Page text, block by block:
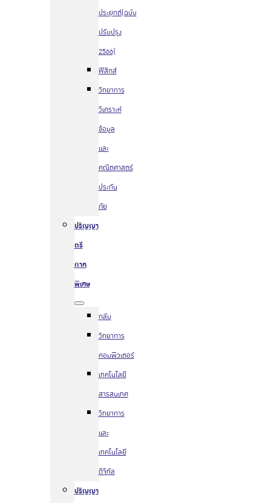
ประยุกต์(ฉบับ
ปรับปรุง
2566)
ฟิสิกส์
วิทยาการ
วิเคราะห์
ข้อมูล
และ
คณิตศาสตร์
ประกัน
ภัย
ปริญญา
ตรี
ภาค
พิเศษ
กลับ
วิทยาการ
คอมพิวเตอร์
เทคโนโลยี
สารสนเทศ
วิทยาการ
และ
เทคโนโลยี
ดิจิทัล
ปริญญา